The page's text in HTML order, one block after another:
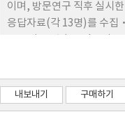
이며, 방문연구 직후 실시
응답자료(각 13명)를 수
연구·학습 요구의 적합성
유익성과 몰입도가 높았으
가되었다. 본 연구는 다기
내보내기 구매하기